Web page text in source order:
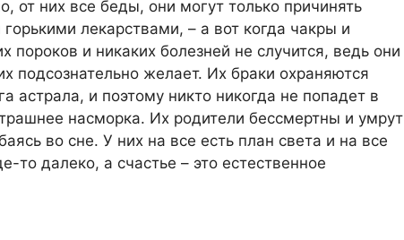
от них все беды, они могут только причинять
лекарствами, – а вот когда чакры и
пороков и никаких болезней не случится, ведь они
подсознательно желает. Их браки охраняются
астрала, и поэтому никто никогда не попадет в
насморка. Их родители бессмертны и умрут
во сне. У них на все есть план света и на все
то далеко, а счастье – это естественное